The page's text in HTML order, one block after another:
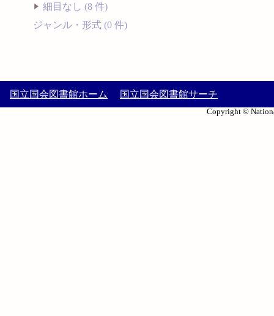
細目なし (8 件)
ジャンル・形式 (0 件)
国立国会図書館ホーム 国立国会図書館サーチ
Copyright ©